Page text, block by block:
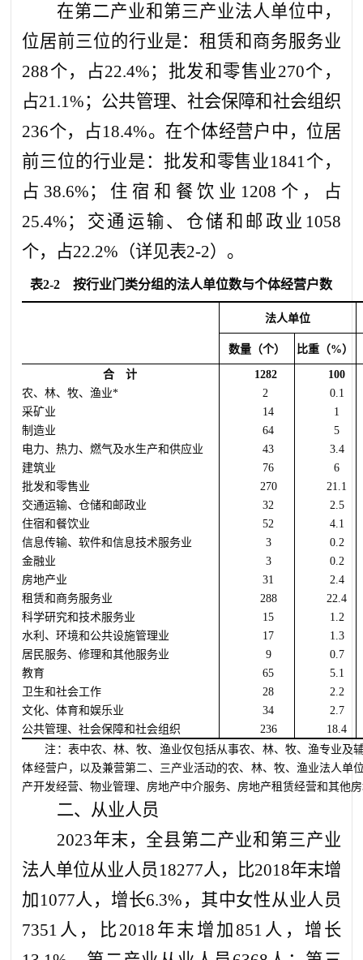
在第二产业和第三产业法人单位中，
位居前三位的行业是：租赁和 商务服务业
288个，占22.4%； 批发和零售业270个，
占21.1%； 公共管理、社会保障和社会组织
236个，占18.4%。在个体经营户中，位居
前三位的行业是： 批发和 零售业1841个，
占 38.6%； 住宿和 餐饮业 1208 个，占
25.4%； 交通运输、 仓储和邮政业 1058
个，占22.2% （详见表2-2）。
表2-2 按行业门类分组的法人单位数与个体经营户数
法人单位
数量（个） 比重（%）
合 计 1282
100
农、林、牧、渔业* 2 0.1
采矿业
14
1
制造业
64
5
电力、热力、燃气及水生产和供应业
43
3.4
建筑业
76
6
批发和零售业
270
21.1
交通运输、仓储和邮政业
32
2.5
住宿和餐饮业
52
4.1
信息传输、软件和信息技术服务业
3
0.2
金融业
3
0.2
房地产业
31
2.4
租赁和商务服务业
288
22.4
科学研究和技术服务业
15
1.2
水利、环境和公共设施管理业
17
1.3
居民服务、修理和其他服务业
9
0.7
教育
65
5.1
卫生和社会工作
28
2.2
文化、体育和娱乐业
34
2.7
公共管理、社会保障和社会组织
236
18.4
注：表中农、林、牧、渔业仅包括从事农、林、牧、渔专业及
体经营户，以及兼营第二、三产业活动的农、林、牧、渔业法人单
产开发经营、物业管理、房地产中介服务、房地产租赁经营和其他
二、从业人员
2023年末，全县第二产业和第三产业
法人单位从业人员18277人，比2018年末增
加1077人，增长6.3%，其中女性从业人员
7351人，比2018年末增加851人，增长